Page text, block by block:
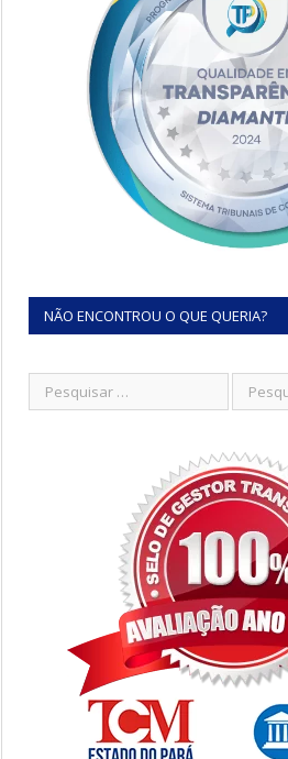
NÃO ENCONTROU O QUE QUERIA?